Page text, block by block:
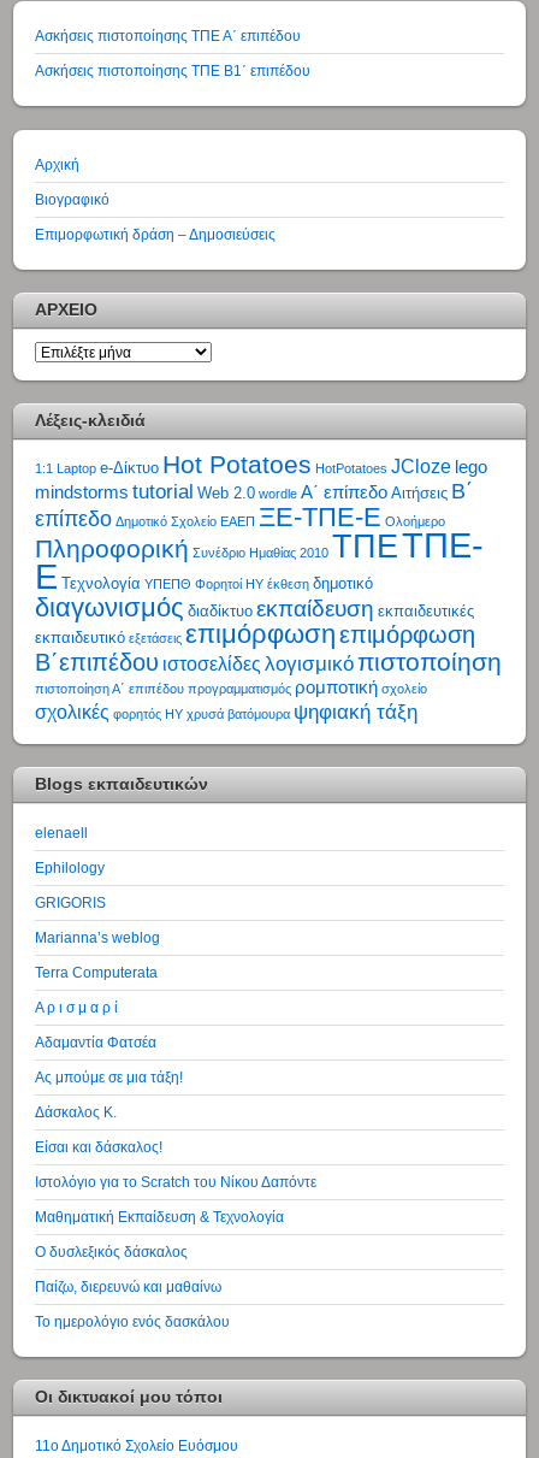
Ασκήσεις πιστοποίησης ΤΠΕ Α΄ επιπέδου
Ασκήσεις πιστοποίησης ΤΠΕ Β1΄ επιπέδου
Αρχική
Βιογραφικό
Επιμορφωτική δράση – Δημοσιεύσεις
ΑΡΧΕΙΟ
ΑΡΧΕΙΟ
Λέξεις-κλειδιά
1:1 Laptop e-Δίκτυο Hot Potatoes HotPotatoes JCloze lego
mindstorms tutorial Web 2.0 wordle Α΄ επίπεδο Αιτήσεις Β΄
επίπεδο Δημοτικό Σχολείο ΕΑΕΠ ΞΕ-ΤΠΕ-Ε Ολοήμερο
Πληροφορική Συνέδριο Ημαθίας 2010 ΤΠΕΤΠΕ-
Ε Τεχνολογία ΥΠΕΠΘ Φορητοί ΗΥ έκθεση δημοτικό
διαγωνισμός διαδίκτυο εκπαίδευση εκπαιδευτικές
εκπαιδευτικό εξετάσεις επιμόρφωσηεπιμόρφωση
Β΄επιπέδου ιστοσελίδες λογισμικόπιστοποίηση
πιστοποίηση Α΄ επιπέδου προγραμματισμός ρομποτική σχολείο
σχολικές φορητός ΗΥ χρυσά βατόμουρα ψηφιακή τάξη
Blogs εκπαιδευτικών
elenaell
Ephilology
GRIGORIS
Marianna’s weblog
Terra Computerata
Α ρ ι σ μ α ρ ί
Αδαμαντία Φατσέα
Ας μπούμε σε μια τάξη!
Δάσκαλος Κ.
Είσαι και δάσκαλος!
Ιστολόγιο για το Scratch του Νίκου Δαπόντε
Μαθηματική Εκπαίδευση & Τεχνολογία
Ο δυσλεξικός δάσκαλος
Παίζω, διερευνώ και μαθαίνω
Το ημερολόγιο ενός δασκάλου
Οι δικτυακοί μου τόποι
11ο Δημοτικό Σχολείο Ευόσμου